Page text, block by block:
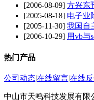
[2006-08-09] 方兴东
[2005-08-18] 电子业
[2005-11-30] 我国自
[2006-10-29] 用vb与
热门产品
公司动态|在线留言|在线
中山市天鸣科技发展有限